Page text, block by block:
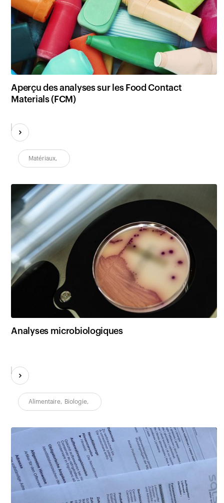
Aperçu des analyses sur les Food Contact
Materials (FCM)
Matériaux,
Analyses microbiologiques
Alimentaire, Biologie,